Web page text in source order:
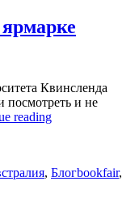
Квинсленда
и не
reading“Закупаемся
, Блогbookfair,